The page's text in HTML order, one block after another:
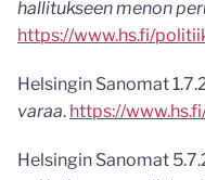
hallitukseen menon
https://www.hs.fi/
Helsingin Sanomat
varaa. https://
Helsingin Sanomat